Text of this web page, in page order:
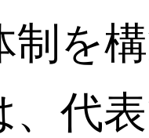
を
、代